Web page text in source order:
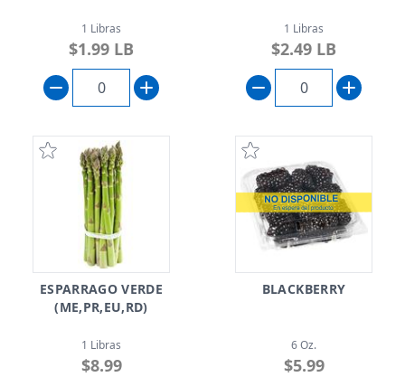
1 Libras
$1.99 LB
1 Libras
$2.49 LB
ESPARRAGO VERDE
(ME,PR,EU,RD)
1 Libras
$8.99
BLACKBERRY
6 Oz.
$5.99